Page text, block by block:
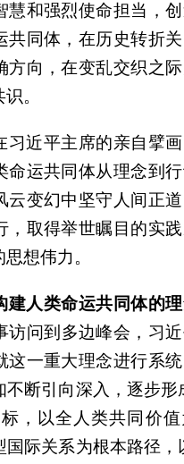
慧和强烈使命担当，
共同体，在历史转折
方向，在变乱交织之
。
习近平主席的亲自擘
命运共同体从理念到
云变幻中坚守人间正
，取得举世瞩目的实
想伟力。
建人类命运共同体的
访问到多边峰会，习
这一重大理念进行系
不断引向深入，逐步形
，以全人类共同价
际关系为根本路径，